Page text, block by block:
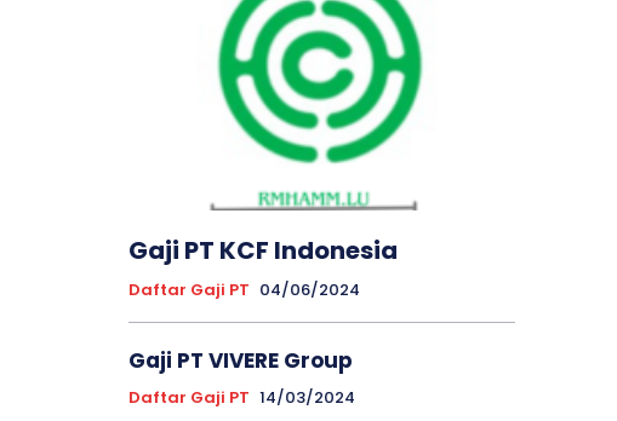
Gaji PT KCF Indonesia
Daftar Gaji PT 04/06/2024
Gaji PT VIVERE Group
Daftar Gaji PT 14/03/2024